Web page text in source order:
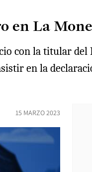
en La
con la titular
en la
15 MARZO 2023